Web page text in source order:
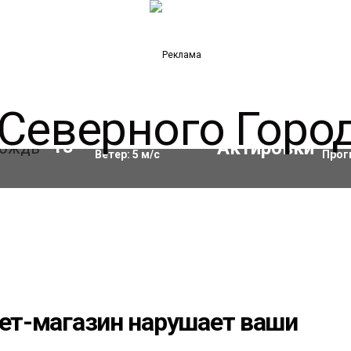
13°C Влажность:69%
Ветер: 5 м/с
магазин нарушает ваши